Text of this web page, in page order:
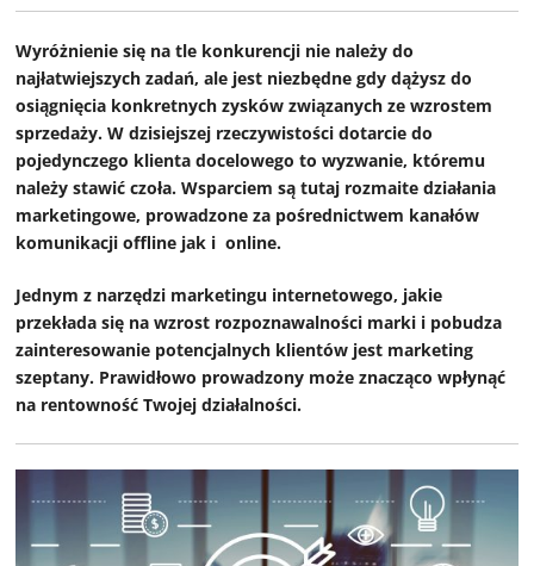
Wyróżnienie się na tle konkurencji nie należy do
najłatwiejszych zadań, ale jest niezbędne gdy dążysz do
osiągnięcia konkretnych zysków związanych ze wzrostem
sprzedaży. W dzisiejszej rzeczywistości dotarcie do
pojedynczego klienta docelowego to wyzwanie, któremu
należy stawić czoła. Wsparciem są tutaj rozmaite działania
marketingowe, prowadzone za pośrednictwem kanałów
komunikacji offline jak i online.
Jednym z narzędzi marketingu internetowego, jakie
przekłada się na wzrost rozpoznawalności marki i pobudza
zainteresowanie potencjalnych klientów jest marketing
szeptany. Prawidłowo prowadzony może znacząco wpłynąć
na rentowność Twojej działalności.